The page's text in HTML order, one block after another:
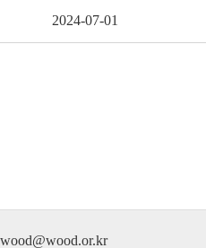
2024-07-01